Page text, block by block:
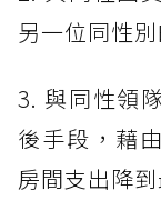
另一位同性
3. 與同性領
後手段，藉
房間支出降到